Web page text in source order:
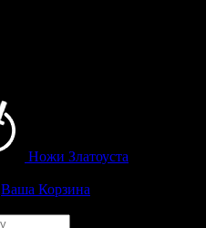
Ножи Златоуста
Ваша Корзина